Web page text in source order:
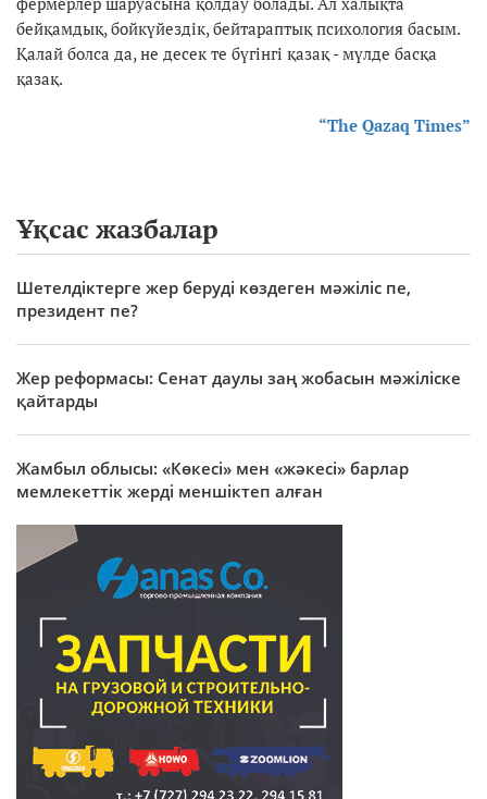
бейқамдық, бойкүйездік, бейтараптық психология басым.
Қалай болса да, не десек те бүгінгі қазақ - мүлде басқа
қазақ.
“The Qazaq Times”
Ұқсас жазбалар
Шетелдіктерге жер беруді көздеген мәжіліс пе,
президент пе?
Жер реформасы: Сенат даулы заң жобасын мәжіліске
қайтарды
Жамбыл облысы: «Көкесі» мен «жәкесі» барлар
мемлекеттік жерді меншіктеп алған